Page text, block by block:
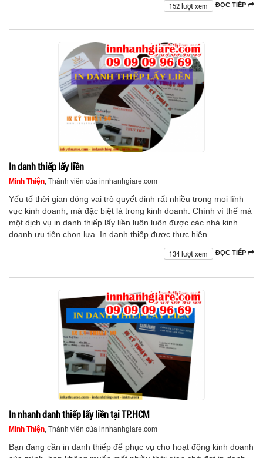
ĐỌC TIẾP
152 lượt xem
In danh thiếp lấy liền
Minh Thiện, Thành viên của innhanhgiare.com
Yếu tố thời gian đóng vai trò quyết định rất nhiều trong mọi lĩnh
vực kinh doanh, mà đặc biệt là trong kinh doanh. Chính vì thế mà
một dịch vụ in danh thiếp lấy liền luôn luôn được các nhà kinh
doanh ưu tiên chọn lựa. In danh thiếp được thực hiện
ĐỌC TIẾP
134 lượt xem
In nhanh danh thiếp lấy liền tại TP.HCM
Minh Thiện, Thành viên của innhanhgiare.com
Bạn đang cần in danh thiếp để phục vụ cho hoạt động kinh doanh